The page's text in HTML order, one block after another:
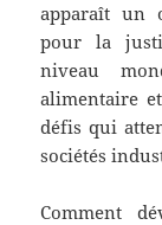
apparaît un
pour la
niveau
alimentaire
défis qui
sociétés
Comment